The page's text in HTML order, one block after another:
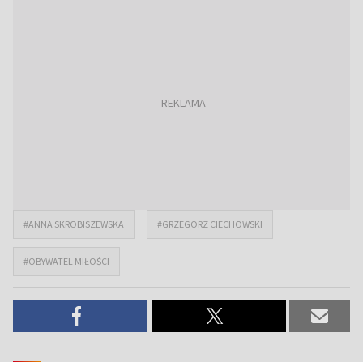
#ANNA SKROBISZEWSKA #GRZEGORZ CIECHOWSKI
#OBYWATEL MIŁOŚCI